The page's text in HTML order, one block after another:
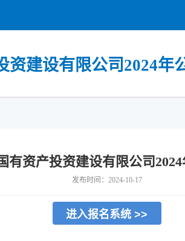
资建设有限公司2024年
有资产投资建设有限公司
发布时间：2024-10-17
进入报名系统 >>